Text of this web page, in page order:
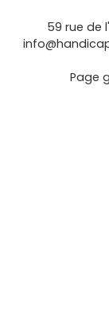
59 rue de
Page